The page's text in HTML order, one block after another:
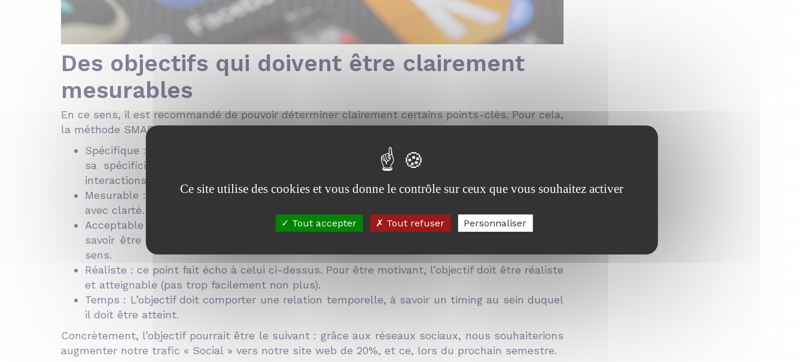
Des objectifs qui doivent être clairement
mesurables
En ce sens, il est recommandé de pouvoir déterminer clairement certains points-clés. Pour cela,
la méthode SMART est d’une efficacité redoutable :
Spécifique : un objectif 2.0 doit être unique et non disposer de plusieurs buts. Par exemple,
sa spécificité peut être de faire croître le trafic vers son site web, ou, de générer X
interactions (likes, partages, commentaires,…).
Mesurable : que ce soit d’un point de vue « quali» ou « quanti », il faut pouvoir le mesurer
avec clarté.
Acceptable : pour que vos équipes soient motivées, il faut que l’objectif soit motivant, à
savoir être accepté. Plus il sera motivant, plus les actions seront réalisées dans le bon
sens.
Réaliste : ce point fait écho à celui ci-dessus. Pour être motivant, l’objectif doit être réaliste
et atteignable (pas trop facilement non plus).
Temps : L’objectif doit comporter une relation temporelle, à savoir un timing au sein duquel
il doit être atteint.
Concrètement, l’objectif pourrait être le suivant : grâce aux réseaux sociaux, nous souhaiterions
augmenter notre trafic « Social » vers notre site web de 20%, et ce, lors du prochain semestre.
Ce site utilise des cookies et vous donne le contrôle sur ceux que vous souhaitez activer
Tout accepter Tout refuser Personnaliser